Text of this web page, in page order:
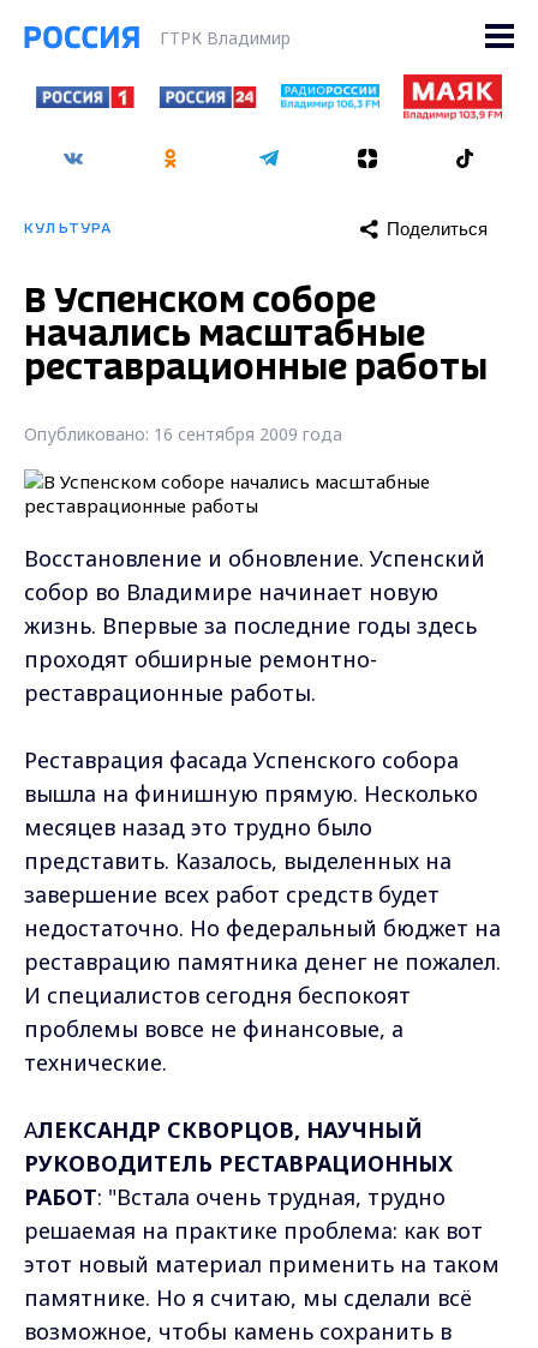
ГТРК Владимир
КУЛЬТУРА Поделиться
В Успенском соборе
начались масштабные
реставрационные работы
Опубликовано: 16 сентября 2009 года
Восстановление и обновление. Успенский
собор во Владимире начинает новую
жизнь. Впервые за последние годы здесь
проходят обширные ремонтно-
реставрационные работы.
Реставрация фасада Успенского собора
вышла на финишную прямую. Несколько
месяцев назад это трудно было
представить. Казалось, выделенных на
завершение всех работ средств будет
недостаточно. Но федеральный бюджет на
реставрацию памятника денег не пожалел.
И специалистов сегодня беспокоят
проблемы вовсе не финансовые, а
технические.
АЛЕКСАНДР СКВОРЦОВ, НАУЧНЫЙ
РУКОВОДИТЕЛЬ РЕСТАВРАЦИОННЫХ
РАБОТ: "Встала очень трудная, трудно
решаемая на практике проблема: как вот
этот новый материал применить на таком
памятнике. Но я считаю, мы сделали всё
возможное, чтобы камень сохранить в